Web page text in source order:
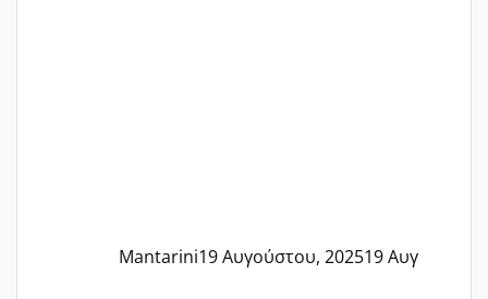
Mantarini19 Αυγούστου, 202519 Αυγ